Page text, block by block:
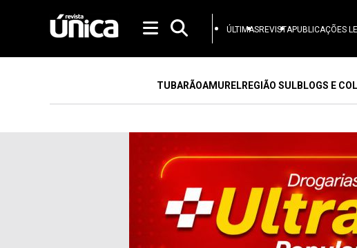
ÚLTIMASREVISTAPUBLICAÇÕES
TUBARÃOAMURELREGIÃO SULBLOGS E